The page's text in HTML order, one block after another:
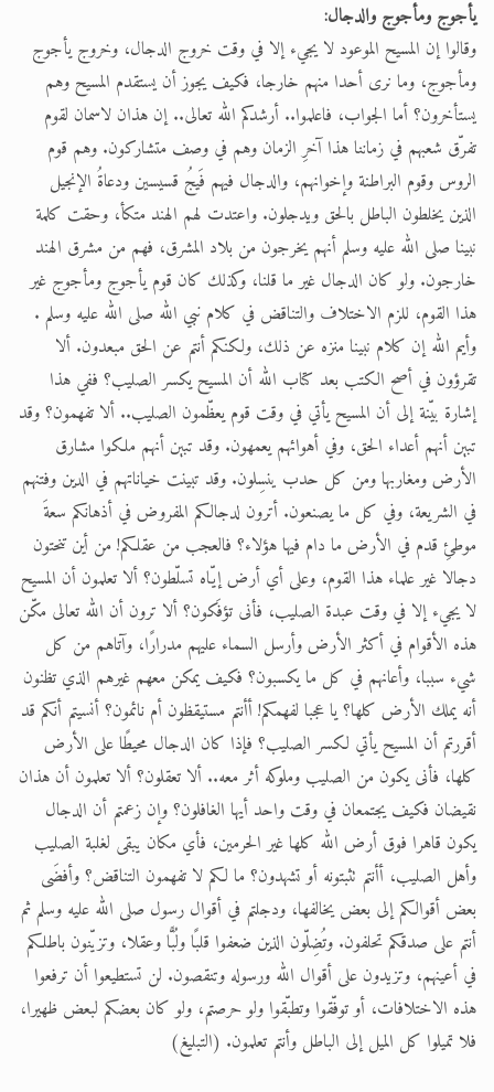
يأجوج ومأجوج والدجال:
وقالوا إن المسيح الموعود لا يجيء إلا في وقت خروج الدجال، وخروج يأجوج
ومأجوج، وما نرى أحدا منهم خارجا، فكيف يجوز أن يستقدم المسيح وهم
يستأخرون؟ أما الجواب، فاعلموا.. أرشدكم الله تعالى.. إن هذان لاسمان لقوم
تفرّق شعبهم في زماننا هذا آخرِ الزمان وهم في وصف متشاركون. وهم قوم
الروس وقوم البراطنة وإخوانهم، والدجال فيهم فَيجُ قسيسين ودعاةُ الإنجيل
الذين يخلطون الباطل بالحق ويدجلون. واعتدت لهم الهند متكأ، وحقت كلمة
نبينا صلى الله عليه وسلم أنهم يخرجون من بلاد المشرق، فهم من مشرق الهند
خارجون. ولو كان الدجال غير ما قلنا، وكذلك كان قوم يأجوج ومأجوج غير
هذا القوم، للزم الاختلاف والتناقض في كلام نبي الله صلى الله عليه وسلم .
وأيم الله إن كلام نبينا منزه عن ذلك، ولكنكم أنتم عن الحق مبعدون. ألا
تقرؤون في أصح الكتب بعد كتاب الله أن المسيح يكسر الصليب؟ ففي هذا
إشارة بيّنة إلى أن المسيح يأتي في وقت قوم يعظّمون الصليب.. ألا تفهمون؟ وقد
تبين أنهم أعداء الحق، وفي أهوائهم يعمهون. وقد تبين أنهم ملكوا مشارق
الأرض ومغاربها ومن كل حدب ينسِلون. وقد تبينت خياناتهم في الدين وفتنهم
في الشريعة، وفي كل ما يصنعون. أترون لدجالكم المفروض في أذهانكم سعةَ
موطئِ قدم في الأرض ما دام فيها هؤلاء؟ فالعجب من عقلكم! من أين تنحتون
دجالا غير علماء هذا القوم، وعلى أي أرض إيّاه تسلّطون؟ ألا تعلمون أن المسيح
لا يجيء إلا في وقت عبدة الصليب، فأنى تؤفَكون؟ ألا ترون أن الله تعالى مكّن
هذه الأقوام في أكثر الأرض وأرسل السماء عليهم مدرارًا، وآتاهم من كل
شيء سببا، وأعانهم في كل ما يكسبون؟ فكيف يمكن معهم غيرهم الذي تظنون
أنه يملك الأرض كلها؟ يا عجبا لفهمكم! أأنتم مستيقظون أم نائمون؟ أنسيتم أنكم قد
أقررتم أن المسيح يأتي لكسر الصليب؟ فإذا كان الدجال محيطًا على الأرض
كلها، فأنى يكون من الصليب وملوكه أثر معه.. ألا تعقلون؟ ألا تعلمون أن هذان
نقيضان فكيف يجتمعان في وقت واحد أيها الغافلون؟ وإن زعمتم أن الدجال
يكون قاهرا فوق أرض الله كلها غير الحرمين، فأي مكان يبقى لغلبة الصليب
وأهل الصليب، أأنتم تثبتونه أو تشهدون؟ ما لكم لا تفهمون التناقض؟ وأفضَى
بعض أقوالكم إلى بعض يخالفها، ودجلتم في أقوال رسول صلى الله عليه وسلم ثم
أنتم على صدقكم تحلفون. وتُضِلّون الذين ضعفوا قلبًا ولُبًّا وعقلا، وتزيّنون باطلكم
في أعينهم، وتزيدون على أقوال الله ورسوله وتنقصون. لن تستطيعوا أن ترفعوا
هذه الاختلافات، أو توفّقوا وتطبّقوا ولو حرصتم، ولو كان بعضكم لبعض ظهيرا،
فلا تميلوا كل الميل إلى الباطل وأنتم تعلمون. (التبليغ)